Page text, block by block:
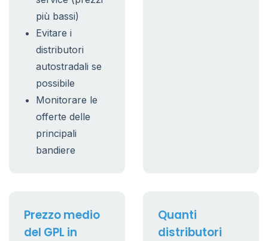
più bassi)
Evitare i
distributori
autostradali se
possibile
Monitorare le
offerte delle
principali
bandiere
Prezzo medio
del GPL in
Quanti
distributori